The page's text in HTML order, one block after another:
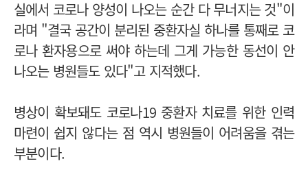
실에서 코로나 양성이 나오는 순간 다 무너지는 것"이
라며 "결국 공간이 분리된 중환자실 하나를 통째로 코
로나 환자용으로 써야 하는데 그게 가능한 동선이 안
나오는 병원들도 있다"고 지적했다.
병상이 확보돼도 코로나19 중환자 치료를 위한 인력
마련이 쉽지 않다는 점 역시 병원들이 어려움을 겪는
부분이다.